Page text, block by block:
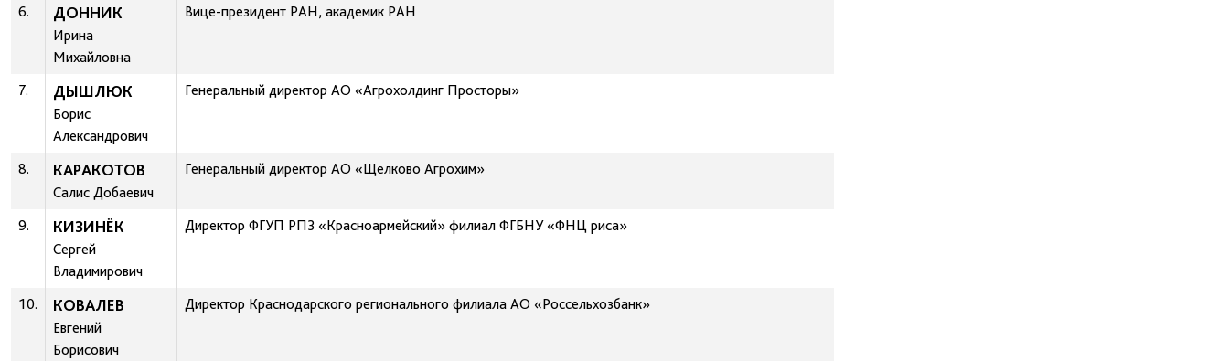
6. ДОННИК
Ирина
Михайловна
Вице-президент РАН, академик РАН
7. ДЫШЛЮК
Борис
Александрович
Генеральный директор АО «Агрохолдинг Просторы»
8. КАРАКОТОВ
Салис Добаевич
Генеральный директор АО «Щелково Агрохим»
9. КИЗИНЁК
Сергей
Владимирович
Директор ФГУП РПЗ «Красноармейский» филиал ФГБНУ «ФНЦ риса»
10. КОВАЛЕВ
Евгений
Борисович
Директор Краснодарского регионального филиала АО «Россельхозбанк»